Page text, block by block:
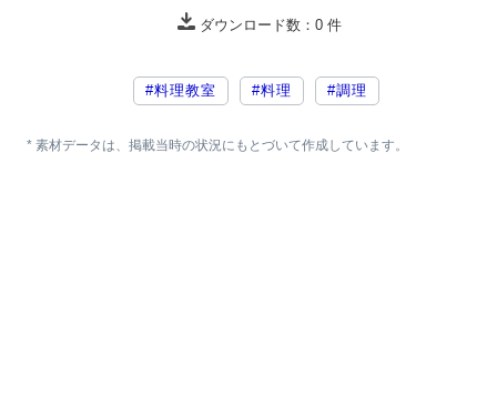
ダウンロード数：0 件
#料理教室 #料理 #調理
* 素材データは、掲載当時の状況にもとづいて作成しています。